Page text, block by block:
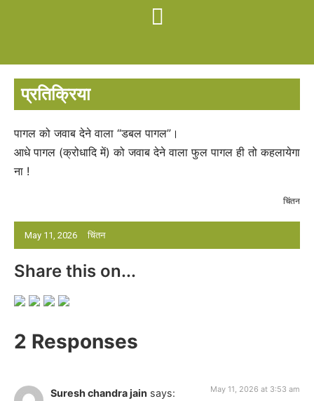
प्रतिक्रिया
May 11, 2026 चिंतन
पागल को जवाब देने वाला “डबल पागल”।
आधे पागल (क्रोधादि में) को जवाब देने वाला फुल पागल ही तो कहलायेगा
ना !
चिंतन
Share this on...
2 Responses
Suresh chandra jain says: May 11, 2026 at 3:53 am